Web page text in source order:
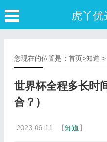
虎丫优
您现在的位置是： 首页>知道 >
世界杯全程多长时
合？）
2023-06-11 【知道】